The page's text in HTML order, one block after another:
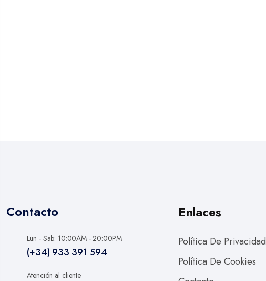
Contacto
Lun - Sab: 10:00AM - 20:00PM
(+34) 933 391 594
Atención al cliente
Enlaces
Política De Privacidad
Política De Cookies